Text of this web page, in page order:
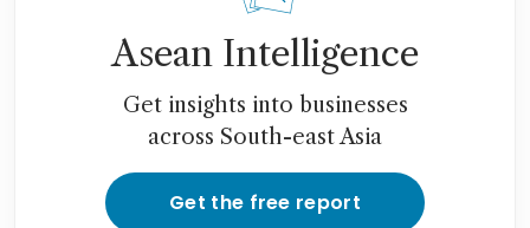
Asean Intelligence
Get insights into businesses
across South-east Asia
Get the free report